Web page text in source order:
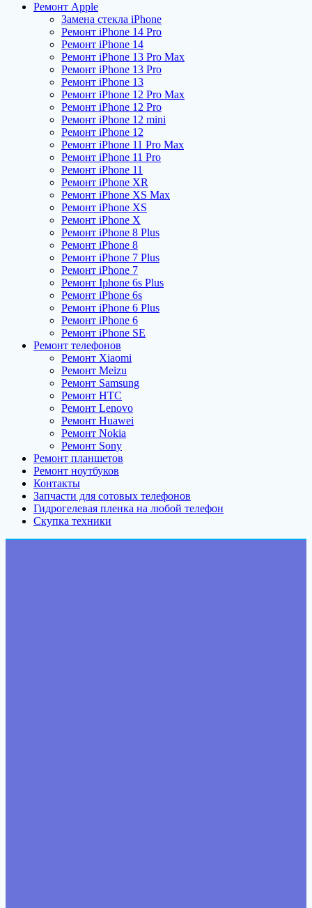
Ремонт Apple
Замена стекла iPhone
Ремонт iPhone 14 Pro
Ремонт iPhone 14
Ремонт iPhone 13 Pro Max
Ремонт iPhone 13 Pro
Ремонт iPhone 13
Ремонт iPhone 12 Pro Max
Ремонт iPhone 12 Pro
Ремонт iPhone 12 mini
Ремонт iPhone 12
Ремонт iPhone 11 Pro Max
Ремонт iPhone 11 Pro
Ремонт iPhone 11
Ремонт iPhone XR
Ремонт iPhone XS Max
Ремонт iPhone XS
Ремонт iPhone X
Ремонт iPhone 8 Plus
Ремонт iPhone 8
Ремонт iPhone 7 Plus
Ремонт iPhone 7
Ремонт Iphone 6s Plus
Ремонт iPhone 6s
Ремонт iPhone 6 Plus
Ремонт iPhone 6
Ремонт iPhone SE
Ремонт телефонов
Ремонт Xiaomi
Ремонт Meizu
Ремонт Samsung
Ремонт HTC
Ремонт Lenovo
Ремонт Huawei
Ремонт Nokia
Ремонт Sony
Ремонт планшетов
Ремонт ноутбуков
Контакты
Запчасти для сотовых телефонов
Гидрогелевая пленка на любой телефон
Скупка техники